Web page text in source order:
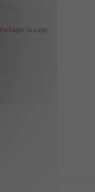
Partager la page